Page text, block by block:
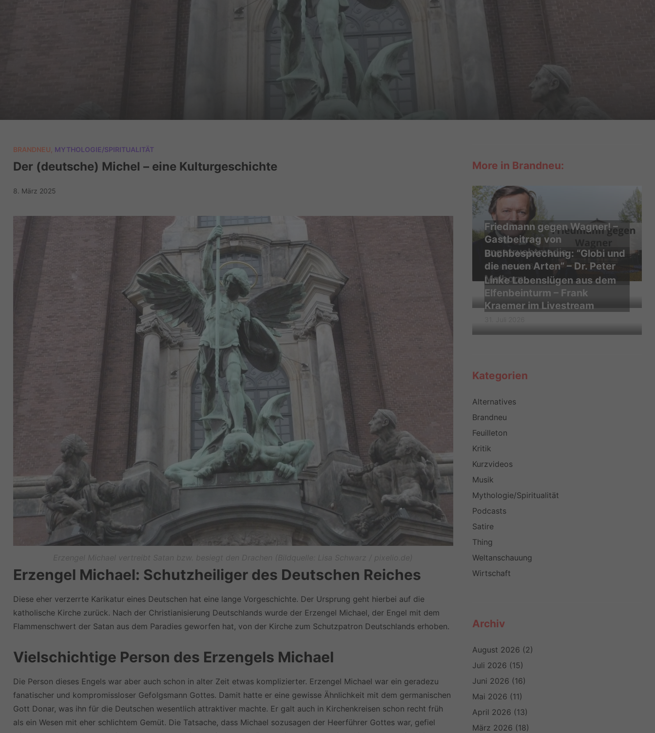
BRANDNEU MYTHOLOGIE/SPIRITUALITÄT
Der (deutsche) Michel – eine Kulturgeschichte
8. März 2025
Erzengel Michael: Schutzheiliger des Deutschen Reiches
Diese eher verzerrte Karikatur eines Deutschen hat eine lange Vorgeschichte. Der Ursprung geht hierbei auf die
katholische Kirche zurück. Nach der Christianisierung Deutschlands wurde der Erzengel Michael, der Engel mit dem
Flammenschwert der Satan aus dem Paradies geworfen hat, von der Kirche zum Schutzpatron Deutschlands erhoben.
Vielschichtige Person des Erzengels Michael
Die Person dieses Engels war aber auch schon in alter Zeit etwas komplizierter. Erzengel Michael war ein geradezu
fanatischer und kompromissloser Gefolgsmann Gottes. Damit hatte er eine gewisse Ähnlichkeit mit dem germanischen
Gott Donar, was ihn für die Deutschen wesentlich attraktiver machte. Er galt auch in Kirchenkreisen schon recht früh
als ein Wesen mit eher schlichtem Gemüt. Die Tatsache, dass Michael sozusagen der Heerführer Gottes war, gefiel
More in Brandneu:
Friedmann gegen Wagner! –
Gastbeitrag von
ungetruebtmedia
3. August 2026
Buchbesprechung: “Globi und
die neuen Arten” – Dr. Peter
Malborn
2. August 2026
Linke Lebenslügen aus dem
Elfenbeinturm – Frank
Kraemer im Livestream
Kategorien
Alternatives
Brandneu
Feuilleton
Kritik
Kurzvideos
Musik
Mythologie/Spiritualität
Podcasts
Satire
Thing
Weltanschauung
Wirtschaft
Archiv
August 2026 (2)
Juli 2026 (15)
Juni 2026 (16)
Mai 2026 (11)
April 2026 (13)
März 2026 (18)